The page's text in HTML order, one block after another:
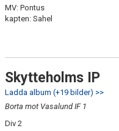
MV: Pontus
kapten: Sahel
Skytteholms IP
Ladda album (+19 bilder) >>
Borta mot Vasalund IF 1
Div 2